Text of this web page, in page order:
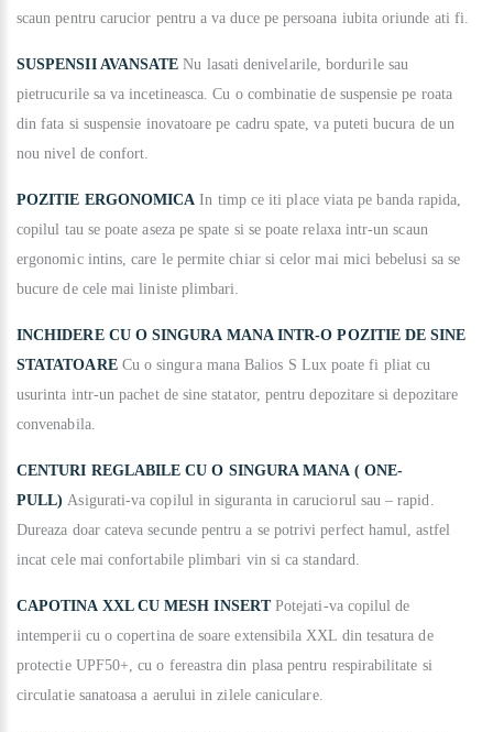
scaun pentru carucior pentru a va duce pe persoana iubita oriunde ati fi.
SUSPENSII AVANSATE Nu lasati denivelarile, bordurile sau
pietrucurile sa va incetineasca. Cu o combinatie de suspensie pe roata
din fata si suspensie inovatoare pe cadru spate, va puteti bucura de un
nou nivel de confort.
POZITIE ERGONOMICA In timp ce iti place viata pe banda rapida,
copilul tau se poate aseza pe spate si se poate relaxa intr-un scaun
ergonomic intins, care le permite chiar si celor mai mici bebelusi sa se
bucure de cele mai liniste plimbari.
INCHIDERE CU O SINGURA MANA INTR-O POZITIE DE SINE
STATATOARECu o singura mana Balios S Lux poate fi pliat cu
usurinta intr-un pachet de sine statator, pentru depozitare si depozitare
convenabila.
CENTURI REGLABILE CU O SINGURA MANA ( ONE-
PULL) Asigurati-va copilul in siguranta in caruciorul sau ‒ rapid.
Dureaza doar cateva secunde pentru a se potrivi perfect hamul, astfel
incat cele mai confortabile plimbari vin si ca standard.
CAPOTINA XXL CU MESH INSERTPotejati-va copilul de
intemperii cu o copertina de soare extensibila XXL din tesatura de
protectie UPF50+, cu o fereastra din plasa pentru respirabilitate si
circulatie sanatoasa a aerului in zilele caniculare.